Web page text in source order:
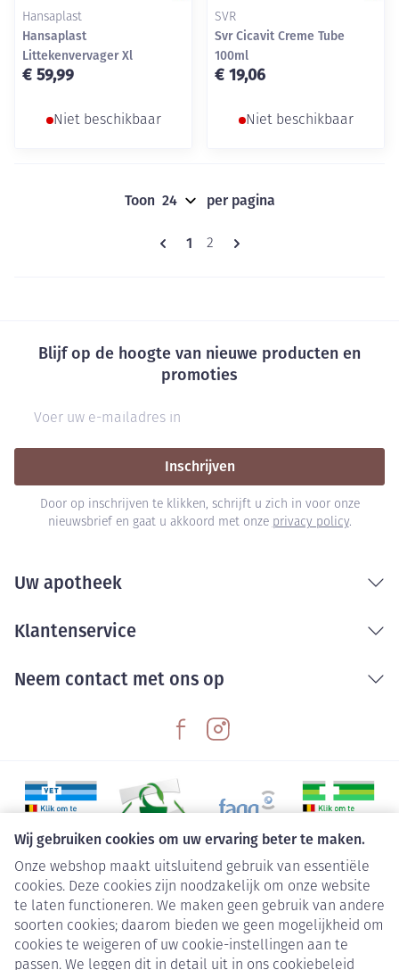
Wij gebruiken cookies om uw ervaring beter te maken.
Onze webshop maakt uitsluitend gebruik van essentiële
cookies. Deze cookies zijn noodzakelijk om onze website
te laten functioneren. We maken geen gebruik van andere
soorten cookies; daarom bieden we geen mogelijkheid om
cookies te weigeren of uw cookie-instellingen aan te
passen. We leggen dit in detail uit in ons cookiebeleid
Hansaplast
Hansaplast
Littekenvervager Xl
€ 59,99
Niet beschikbaar
SVR
Svr Cicavit Creme Tube
100ml
€ 19,06
Niet beschikbaar
Pagina's
U lees momenteel pagina
1 Pagina
2
Toon per pagina
Blijf op de hoogte van nieuwe producten en
promoties
Inschrijven
Door op inschrijven te klikken, schrijft u zich in voor onze
nieuwsbrief en gaat u akkoord met onze privacy policy.
Uw apotheek
Klantenservice
Neem contact met ons op
Juridische links